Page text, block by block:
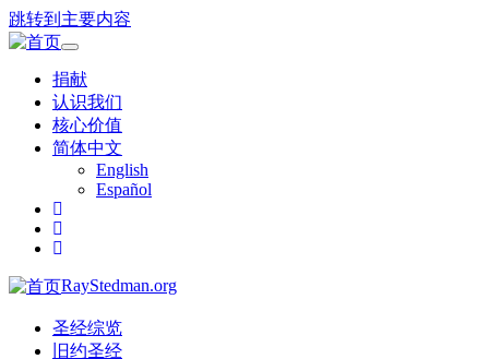
跳转到主要内容
Toggle
navigation
捐献
认识我们
核心价值
简体中文
English
Español
RayStedman.org
圣经综览
旧约圣经